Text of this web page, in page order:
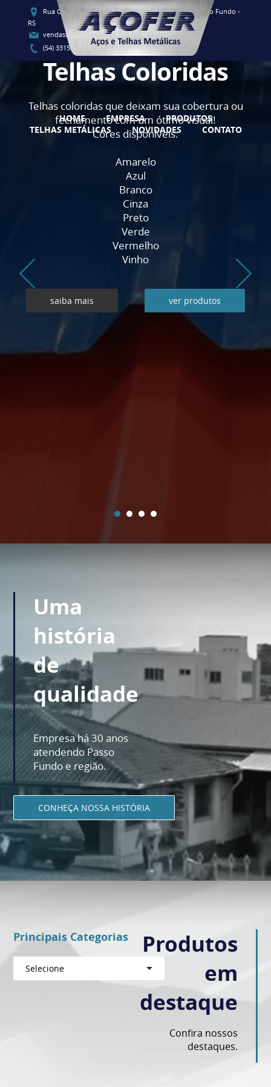
Rua Clementino Luis Vieira, 91 - CEP 99060-080 - Passo Fundo -
RS
vendas@acofersul.com.br
(54) 3315-1700 / (54) 3315-1707
HOME EMPRESA
PRODUTOS
TELHAS METÁLICAS
NOVIDADES CONTATO
Telhas Coloridas
Telhas coloridas que deixam sua cobertura ou
fechamento com um ótimo visual!
Cores disponíveis:
Amarelo
Azul
Branco
Cinza
Preto
Verde
Vermelho
Vinho
saiba mais ver produtos
Uma
história
de
qualidade
Empresa há 30 anos
atendendo Passo
Fundo e região.
CONHEÇA NOSSA HISTÓRIA
Principais Categorias
Selecione
Produtos
em
destaque
Confira nossos
destaques.